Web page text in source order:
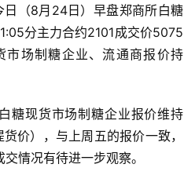
日（8月24日）早盘郑商所白糖
分主力合约2101成交价5075
市场制糖企业、流通商报价持
糖现货市场制糖企业报价维持
价），与上周五的报价一致，
情况有待进一步观察。